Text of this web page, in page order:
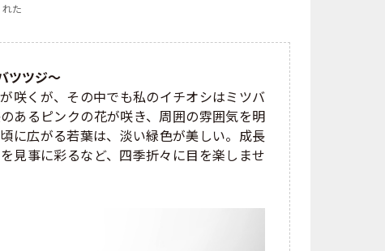
た
ツツジ〜
咲くが、その中でも私のイチオシはミツバ
あるピンクの花が咲き、周囲の雰囲気を明
に広がる若葉は、淡い緑色が美しい。成長
見事に彩るなど、四季折々に目を楽しませ